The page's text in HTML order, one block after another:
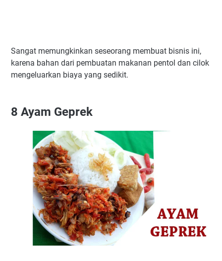
Sangat memungkinkan seseorang membuat bisnis ini,
karena bahan dari pembuatan makanan pentol dan cilok
mengeluarkan biaya yang sedikit.
8 Ayam Geprek